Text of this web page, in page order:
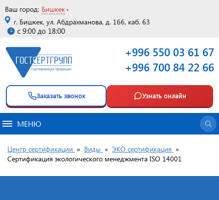
Ваш город: Бишкек
г. Бишкек, ул. Абдрахманова, д. 166, каб. 63
с 9:00 до 18:00
+996 550 03 61 67
+996 700 84 22 66
Заказать звонок Узнать онлайн
МЕНЮ
Центр сертификации » Виды » ЭКО сертификация »
Сертификация экологического менеджмента ISO 14001